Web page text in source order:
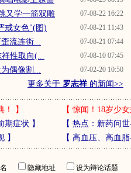
07-08-22 16:22
又学一箭双雕
07-08-21 11:43
戒女色"(图)
07-08-21 07:44
流连街...
07-08-10 07:45
性取向(...
07-02-20 10:50
偶像割...
更多关于 罗志祥的新闻>>
】 【惊闻！18岁少
期症状 】 【 热点：新药问
】 【 高血压、高血
名 隐藏地址
设为辩论话题